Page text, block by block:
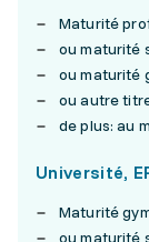
Maturité
ou maturité
ou maturité
ou autre
de plus: au
Université,
Maturité